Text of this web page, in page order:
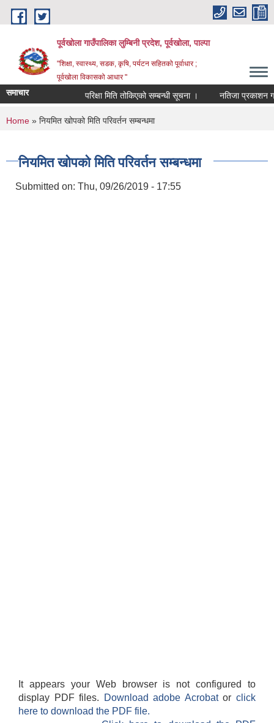
Skip to main content
पूर्वखोला गाउँपालिका लुम्बिनी प्रदेश, पूर्वखोला, पाल्पा
"शिक्षा, स्वास्थ्य, सडक, कृषि, पर्यटन सहितको पूर्वाधार ;
पूर्वखोला विकासको आधार "
समाचार परिक्षा मिति तोकिएको सम्बन्धी सूचना । नतिजा प्रकाशन
You are here
Home » नियमित खोपको मिति परिवर्तन सम्बन्धमा
नियमित खोपको मिति परिवर्तन सम्बन्धमा
Submitted on: Thu, 09/26/2019 - 17:55
It appears your Web browser is not configured to
display PDF files.
Download adobe Acrobatorclick
here to download the PDF file.